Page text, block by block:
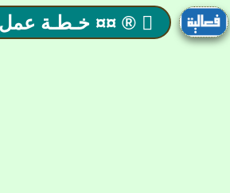
 ® ¤¤ خـطـة عمل المنتدى [ شآآآرك و أأربح ] وسام +10 نقطة ¤¤ اوسمة مضاعفة